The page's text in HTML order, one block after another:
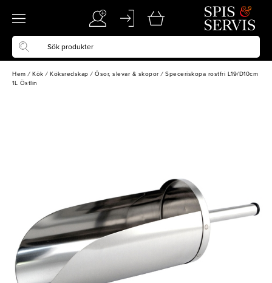
Hem / Kök / Köksredskap / Ösor, slevar & skopor / Speceriskopa rostfri L19/D10cm
1L Östlin